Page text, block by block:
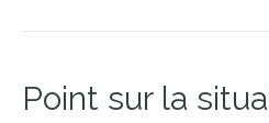
Point sur la